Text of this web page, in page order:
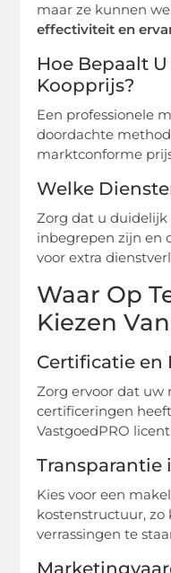
maar ze kunnen
effectiviteit en
Hoe Bepaalt
Koopprijs?
Een professionele
doordachte
marktconforme
Welke
Zorg dat u
inbegrepen zijn en
voor extra
Waar Op
Kiezen
Certificatie en
Zorg ervoor dat uw
certificeringen
VastgoedPRO
Transparantie
Kies voor een
kostenstructuur,
verrassingen te